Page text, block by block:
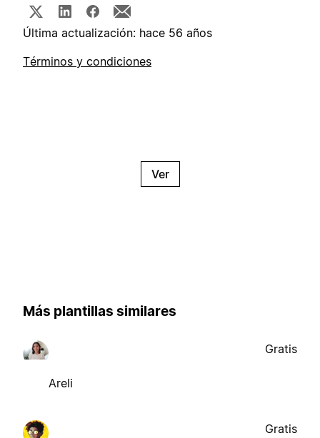
Última actualización: hace 56 años
Términos y condiciones
Ver
Más plantillas similares
Areli
Gratis
Gratis